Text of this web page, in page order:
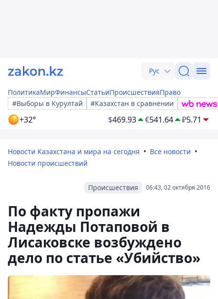
Рус
ПолитикаМирФинансыСтатьиПроисшествияПраво
#Выборы в Курултай
#Казахстан в сравнении
+32° $469.93 €541.64 ₽5.71
Новости Казахстана и мира на сегодня
Все новости
Новости происшествий
06:43, 02 октября 2016
Происшествия
По факту пропажи
Надежды Потаповой в
Лисаковске возбуждено
дело по статье «Убийство»